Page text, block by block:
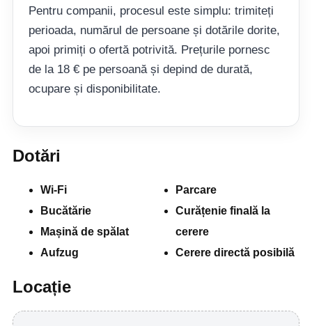
Pentru companii, procesul este simplu: trimiteți
perioada, numărul de persoane și dotările dorite,
apoi primiți o ofertă potrivită. Prețurile pornesc
de la 18 € pe persoană și depind de durată,
ocupare și disponibilitate.
Dotări
Wi-Fi
Bucătărie
Mașină de spălat
Aufzug
Parcare
Curățenie finală la
cerere
Cerere directă posibilă
Locație